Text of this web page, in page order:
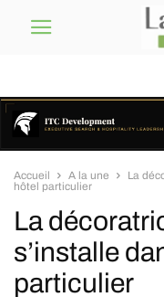
Accueil A la une
La
hôtel particulier
La
s’installe
particulier